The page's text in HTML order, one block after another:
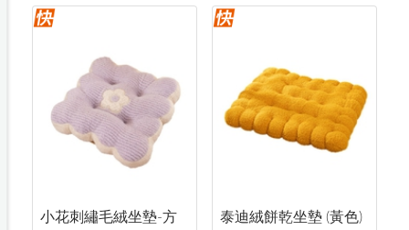
小花刺繡毛絨坐墊-方
泰迪絨餅乾坐墊 (黃色)